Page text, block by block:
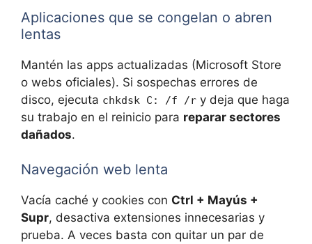
Aplicaciones que se congelan o abren
lentas
Mantén las apps actualizadas (Microsoft Store
o webs oficiales). Si sospechas errores de
disco, ejecuta chkdsk C: /f /r y deja que haga
su trabajo en el reinicio para reparar sectores
dañados.
Navegación web lenta
Vacía caché y cookies con Ctrl + Mayús +
Supr, desactiva extensiones innecesarias y
prueba. A veces basta con quitar un par de